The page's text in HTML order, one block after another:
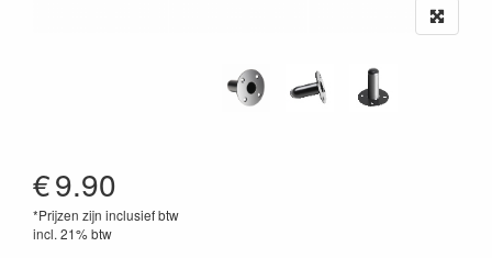
€9.90
*Prijzen zijn inclusief btw
incl. 21% btw